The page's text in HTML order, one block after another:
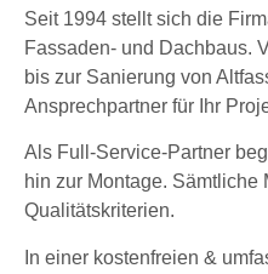
Seit 1994 stellt sich die
Fassaden- und Dachbaus.
bis zur Sanierung von
Ansprechpartner für Ihr
Als Full-Service-Partner
hin zur Montage.
Qualitätskriterien.
In einer kostenfreien &